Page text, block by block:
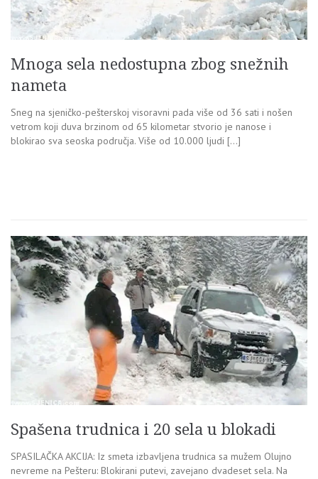
Mnoga sela nedostupna zbog snežnih
nameta
Sneg na sjeničko-pešterskoj visoravni pada više od 36 sati i nošen
vetrom koji duva brzinom od 65 kilometar stvorio je nanose i
blokirao sva seoska područja. Više od 10.000 ljudi […]
Spašena trudnica i 20 sela u blokadi
SPASILAČKA AKCIJA: Iz smeta izbavljena trudnica sa mužem Olujno
nevreme na Pešteru: Blokirani putevi, zavejano dvadeset sela. Na